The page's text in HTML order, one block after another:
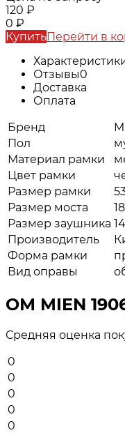
120 ₽
0 ₽
КупитьПерейти в
Отзывы0
Доставка
Оплата
Бренд
Пол
Материал рамки
Цвет рамки
Размер рамки
Размер моста
18
Размер заушника
Производитель
Форма рамки
Вид оправы
ОМ MIEN
Средняя оценка
0
0
0
0
0